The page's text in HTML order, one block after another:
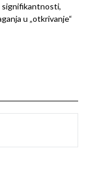
signifikantnosti,
u „otkrivanje“